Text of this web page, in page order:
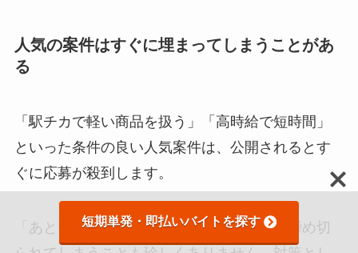
人気の案件はすぐに埋まってしまうことがあ
る
「駅チカで軽い商品を扱う」「高時給で短時間」
といった条件の良い人気案件は、公開されるとす
ぐに応募が殺到します。
「あとで応募しよう」と思っているうちに締め切
短期単発・即払いバイトを探す